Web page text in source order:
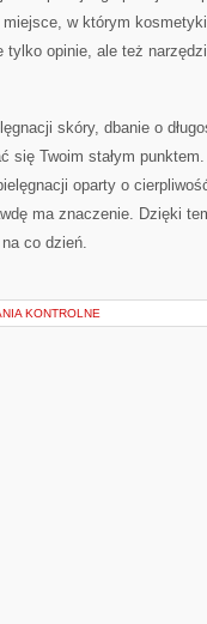
miejsce, w którym
opinie, ale też
skóry, dbanie o
się Twoim stałym
oparty o
ma znaczenie. Dzięki
co dzień.
KONTROLNE